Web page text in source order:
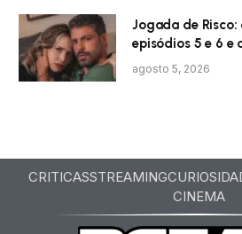
Jogada de Risco:
episódios 5 e 6 e
agosto 5, 2026
CRITICASSTREAMING
CINEMA